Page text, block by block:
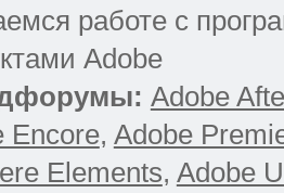
работе с
Adobe
Adobe
Encore, Adobe
Elements, Adobe